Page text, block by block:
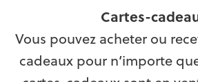
Cartes-
Vous pouvez acheter ou
cadeaux pour n’importe